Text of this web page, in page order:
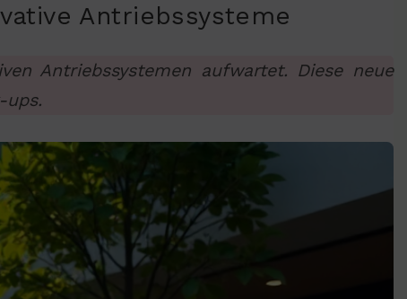
Antriebssysteme
Antriebssystemen aufwartet. Diese neue
ups.